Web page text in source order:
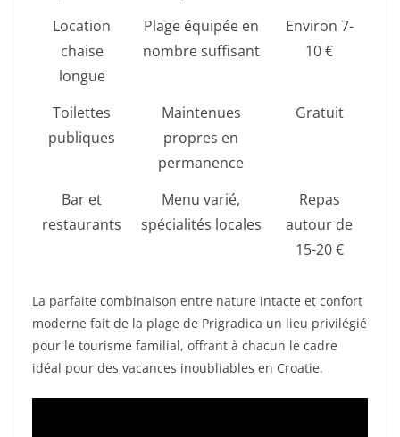
Location
chaise
longue
Plage équipée en
nombre suffisant
Environ 7-
10 €
Toilettes
publiques
Maintenues
propres en
permanence
Gratuit
Bar et
restaurants
Menu varié,
spécialités locales
Repas
autour de
15-20 €
La parfaite combinaison entre nature intacte et confort
moderne fait de la plage de Prigradica un lieu privilégié
pour le tourisme familial, offrant à chacun le cadre
idéal pour des vacances inoubliables en Croatie.